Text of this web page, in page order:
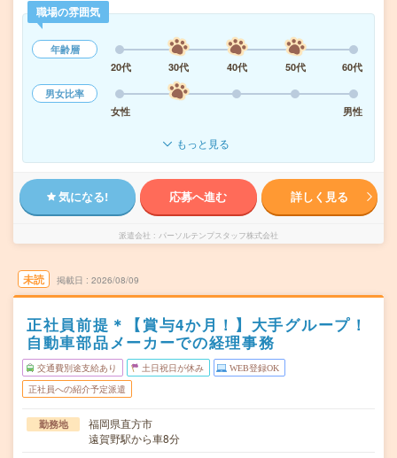
職場の雰囲気
年齢層
20代
30代 40代 50代
60代
男女比率
女性
男性
もっと見る
気になる! 応募へ進む 詳しく見る
派遣会社 パーソルテンプスタッフ株式会社
未読 掲載日 2026/08/09
正社員前提＊【賞与4か月！】大手グループ！
自動車部品メーカーでの経理事務
交通費別途支給あり 土日祝日が休み WEB登録OK
正社員への紹介予定派遣
勤務地
福岡県直方市
遠賀野駅から車8分